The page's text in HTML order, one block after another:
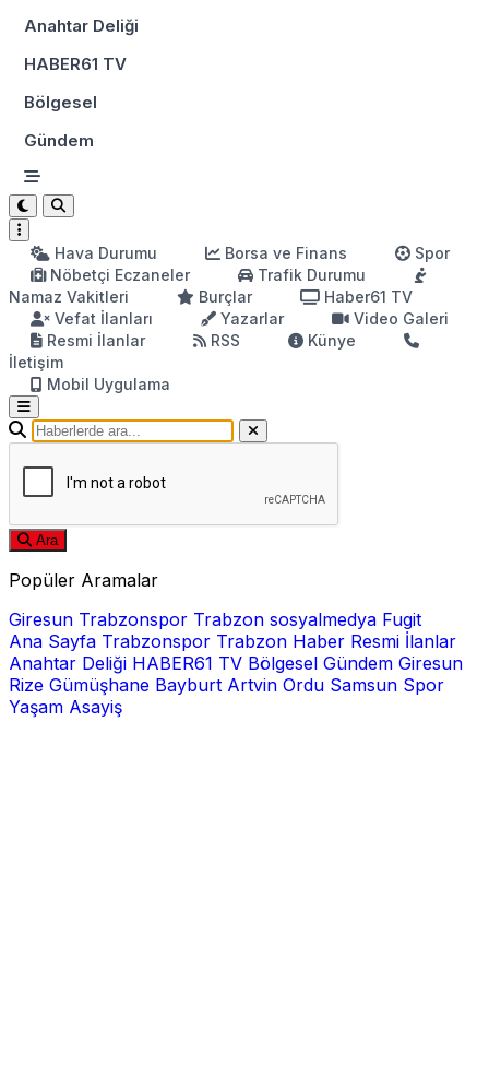
Anahtar Deliği
HABER61 TV
Bölgesel
Gündem
Hava Durumu Borsa ve Finans
Spor
Nöbetçi Eczaneler
Trafik Durumu
Namaz Vakitleri
Burçlar
Haber61 TV
Vefat İlanları
Yazarlar
Video Galeri
Resmi İlanlar
RSS
Künye
İletişim
Mobil Uygulama
Ara
Popüler Aramalar
Giresun Trabzonspor Trabzon sosyalmedya Fugit
Ana Sayfa Trabzonspor Trabzon Haber Resmi İlanlar
Anahtar Deliği HABER61 TV Bölgesel Gündem Giresun
Rize Gümüşhane Bayburt Artvin Ordu Samsun Spor
Yaşam Asayiş